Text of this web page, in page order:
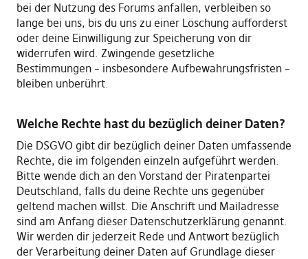
bei der Nutzung des Forums anfallen, verbleiben so
lange bei uns, bis du uns zu einer Löschung aufforderst
oder deine Einwilligung zur Speicherung von dir
widerrufen wird. Zwingende gesetzliche
Bestimmungen – insbesondere Aufbewahrungsfristen –
bleiben unberührt.
Welche Rechte hast du bezüglich deiner Daten?
Die DSGVO gibt dir bezüglich deiner Daten umfassende
Rechte, die im folgenden einzeln aufgeführt werden.
Bitte wende dich an den Vorstand der Piratenpartei
Deutschland, falls du deine Rechte uns gegenüber
geltend machen willst. Die Anschrift und Mailadresse
sind am Anfang dieser Datenschutzerklärung genannt.
Wir werden dir jederzeit Rede und Antwort bezüglich
der Verarbeitung deiner Daten auf Grundlage dieser